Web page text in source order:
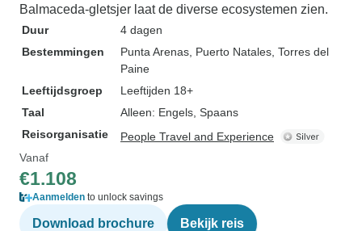
Balmaceda-gletsjer laat de diverse ecosystemen zien.
Duur
4 dagen
Bestemmingen
Punta Arenas , Puerto Natales , Torres del
Paine
Leeftijdsgroep
Leeftijden 18+
Taal
Alleen: Engels, Spaans
Reisorganisatie
People Travel and Experience
Vanaf
€1.108
Aanmelden to unlock savings
Download brochure Bekijk reis